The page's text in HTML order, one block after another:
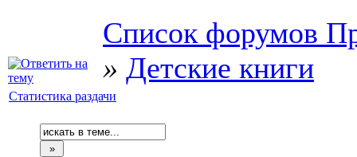
Список форумов
» Детские книги
Статистика раздачи